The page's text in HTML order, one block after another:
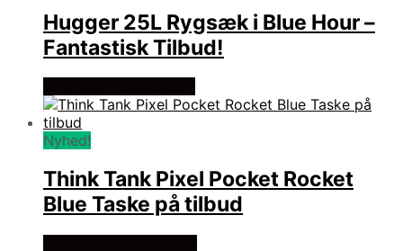
Hugger 25L Rygsæk i Blue Hour –
Fantastisk Tilbud!
Nyhed!
Think Tank Pixel Pocket Rocket
Blue Taske på tilbud